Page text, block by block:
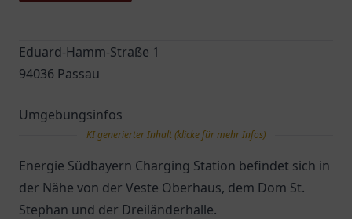
Eduard-Hamm-Straße 1
94036 Passau
Umgebungsinfos
KI generierter Inhalt (klicke für mehr Infos)
Energie Südbayern Charging Station befindet sich in
der Nähe von der Veste Oberhaus, dem Dom St.
Stephan und der Dreiländerhalle.